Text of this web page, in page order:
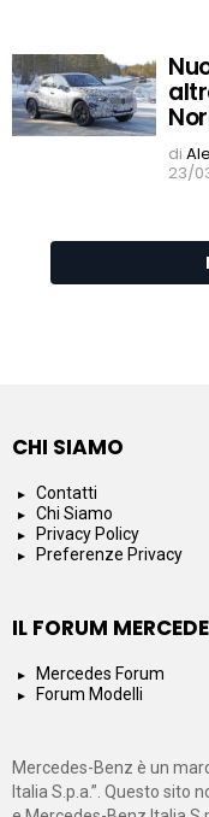
di
23/
CHI SIAMO
Contatti
Chi Siamo
Privacy Policy
Preferenze Privacy
IL FORUM
Mercedes Forum
Forum Modelli
Mercedes-Benz è un
Italia S.p.a.”. Questo sito